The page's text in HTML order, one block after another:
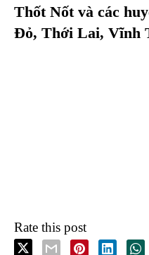
Thốt Nốt và các
Đỏ, Thới Lai, Vĩnh
Rate this post